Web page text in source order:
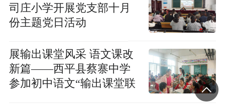
司庄小学开展党支部十月
份主题党日活动
展输出课堂风采 语文课改
新篇——西平县蔡寨中学
参加初中语文“输出课堂联